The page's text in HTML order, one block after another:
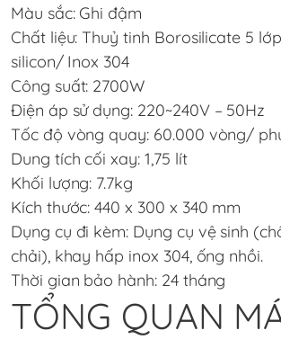
Màu sắc: Ghi đậm
Chất liệu: Thuỷ tinh Borosilicate 5
silicon/ Inox 304
Công suất: 2700W
Điện áp sử dụng: 220~240V – 50Hz
Tốc độ vòng quay: 60.000 vòng/
Dung tích cối xay: 1,75 lít
Khối lượng: 7.7kg
Kích thước: 440 x 300 x 340 mm
Dụng cụ đi kèm: Dụng cụ vệ sinh
chải), khay hấp inox 304, ống nhồi.
Thời gian bảo hành: 24 tháng
TỔNG QUAN